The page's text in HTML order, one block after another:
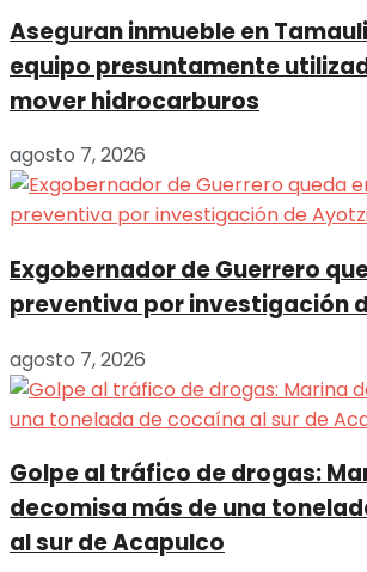
Aseguran inmueble en
equipo presuntamente
mover hidrocarburos
agosto 7, 2026
Exgobernador de Guerrero
preventiva por investigación
agosto 7, 2026
Golpe al tráfico de drogas:
decomisa más de una
al sur de Acapulco